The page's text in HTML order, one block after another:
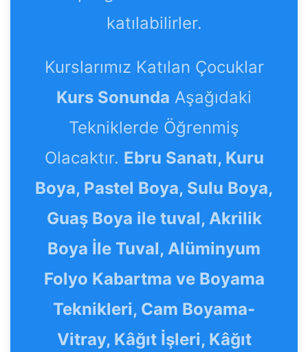
katılabilirler.
Kurslarımız Katılan Çocuklar
Kurs Sonunda Aşağıdaki
Tekniklerde Öğrenmiş
Olacaktır. Ebru Sanatı, Kuru
Boya, Pastel Boya, Sulu Boya,
Guaş Boya ile tuval, Akrilik
Boya İle Tuval, Alüminyum
Folyo Kabartma ve Boyama
Teknikleri, Cam Boyama-
Vitray, Kâğıt İşleri, Kâğıt